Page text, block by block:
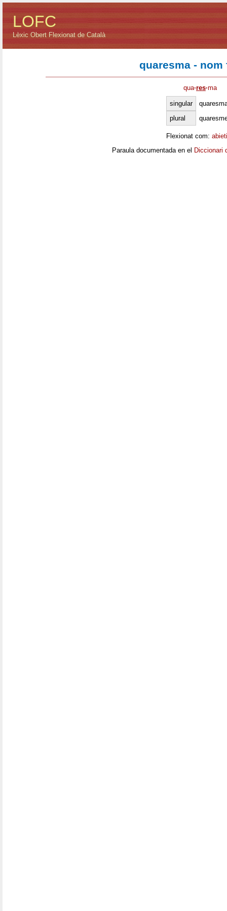
LOFC
Lèxic Obert Flexionat de Català
quaresma - nom
qua·res·ma
singular
plural
Flexionat com:
Paraula documentada en el Diccionari